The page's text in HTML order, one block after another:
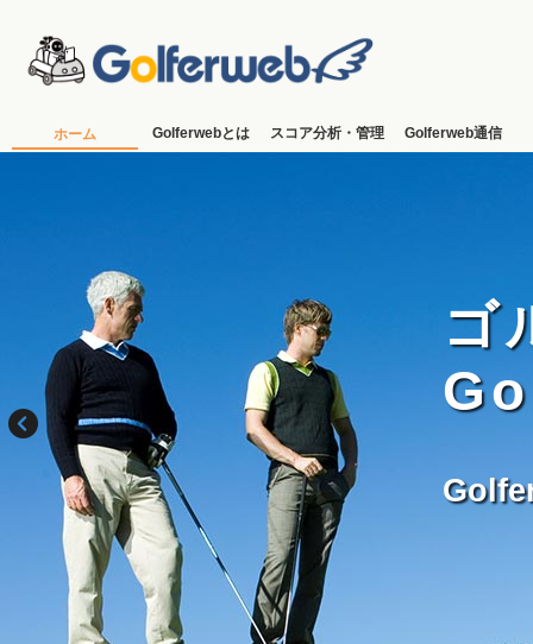
ホーム Golferwebとは スコア分析・管理 Golferweb通信
ゴ